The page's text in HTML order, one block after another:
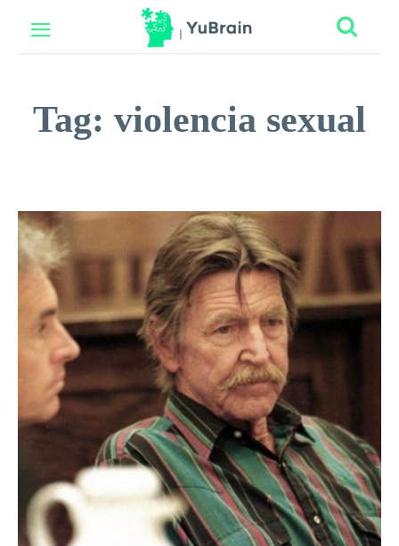
Tag: violencia sexual